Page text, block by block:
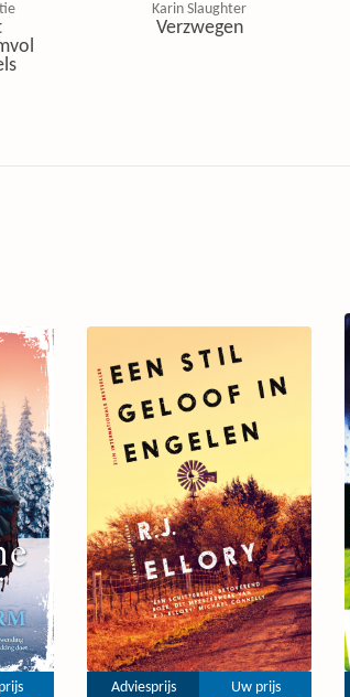
Karin Slaughter
Verzwegen
Adviesprijs
Uw prijs